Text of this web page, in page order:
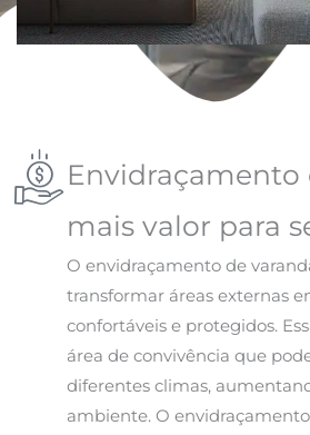
Envidraçamento
mais valor para
O envidraçamento de
transformar áreas externas
confortáveis e protegidos.
área de convivência que
diferentes climas,
ambiente. O